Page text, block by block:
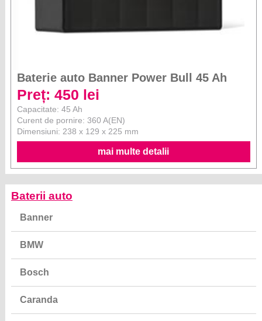
Baterie auto Banner Power Bull 45 Ah
Preț: 450 lei
Capacitate: 45 Ah
Curent de pornire: 360 A(EN)
Dimensiuni: 238 x 129 x 225 mm
mai multe detalii
Baterii auto
Banner
BMW
Bosch
Caranda